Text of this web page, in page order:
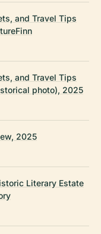
and Travel Tips
and Travel Tips
photo), 2025
2025
Literary Estate